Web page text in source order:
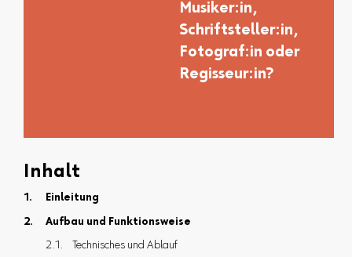
Musiker:in,
Schriftsteller:in,
Fotograf:in oder
Regisseur:in?
Inhalt
Einleitung
Aufbau und Funktionsweise
Technisches und Ablauf